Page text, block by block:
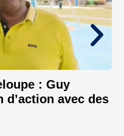
: Guy
d’action avec des